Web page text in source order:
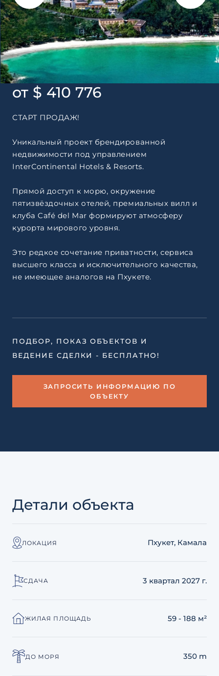
от $ 410 776
СТАРТ ПРОДАЖ!
Уникальный проект брендированной
недвижимости под управлением
InterContinental Hotels & Resorts.
Прямой доступ к морю, окружение
пятизвёздочных отелей, премиальных вилл и
клуба Café del Mar формируют атмосферу
курорта мирового уровня.
Это редкое сочетание приватности, сервиса
высшего класса и исключительного качества,
не имеющее аналогов на Пхукете.
ПОДБОР, ПОКАЗ ОБЪЕКТОВ И
ВЕДЕНИЕ СДЕЛКИ - БЕСПЛАТНО!
ЗАПРОСИТЬ ИНФОРМАЦИЮ ПО
ОБЪЕКТУ
Детали объекта
ЛОКАЦИЯ Пхукет, Камала
СДАЧА 3 квартал 2027 г.
ЖИЛАЯ ПЛОЩАДЬ 59 - 188 м²
ДО МОРЯ 350 m